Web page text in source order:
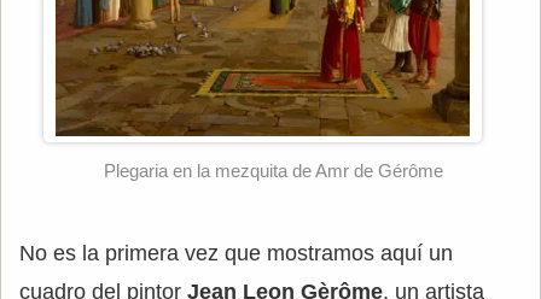
Plegaria en la mezquita de Amr de Gérôme
No es la primera vez que mostramos aquí un
cuadro del pintor Jean Leon Gèrôme, un artista